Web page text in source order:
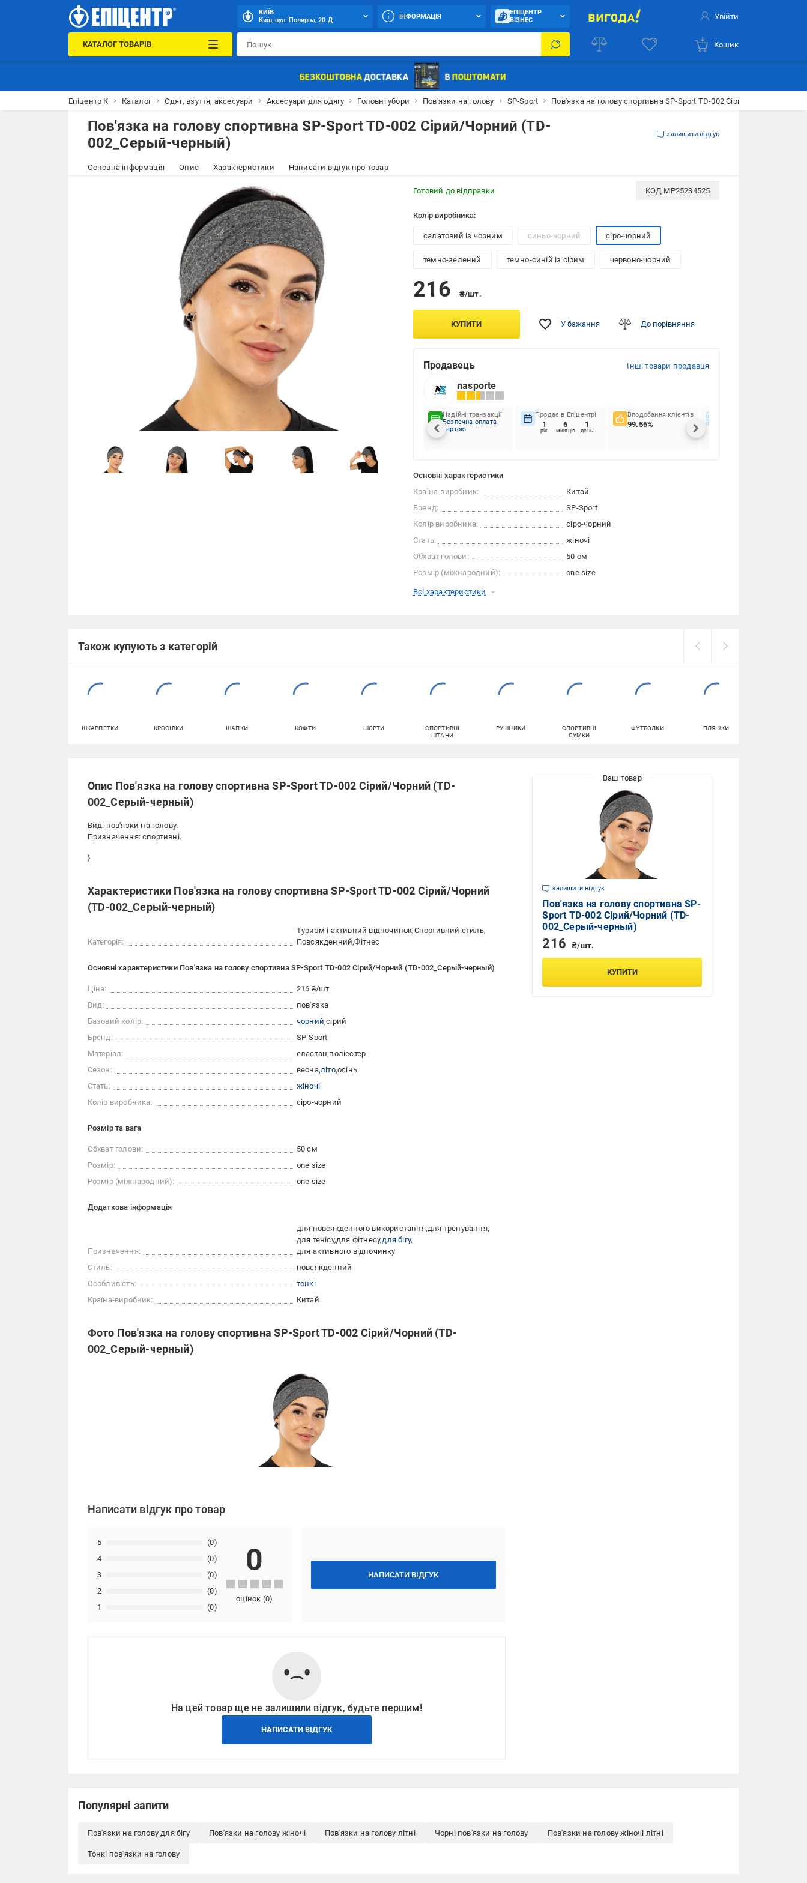
КИЇВ
Київ, вул. Полярна, 20-Д
ІНФОРМАЦІЯ
ЕПІЦЕНТР
БІЗНЕС
Увійти
КАТАЛОГ ТОВАРІВ Кошик
Епіцентр К Каталог Одяг, взуття, аксесуари Аксесуари для одягу Головні убори Пов'язки на голову SP-Sport Пов'язка на голову спортивна SP-Sport TD-002 Сірий/Чорний (TD-
Пов'язка на голову спортивна SP-Sport TD-002 Сірий/Чорний (TD-
002_Серый-черный)
залишити відгук
Основна інформація Опис Характеристики Написати відгук про товар
Готовий до відправки КОД MP25234525
Колір виробника:
салатовий із чорним синьо-чорний сіро-чорний
темно-зелений темно-синій із сірим червоно-чорний
216 ₴/шт.
КУПИТИ У бажання До порівняння
Продавець Інші товари продавця
nasporte
Надійні транзакції
Безпечна оплата
картою
Продає в Епіцентрі
1
рік
6
місяців
1
день
Вподобання клієнтів
99.56%
Основні характеристики
Країна-виробник:
Китай
Бренд:
SP-Sport
Колір виробника:
сіро-чорний
Стать:
жіночі
Обхват голови:
50 см
Розмір (міжнародний):
one size
Всі характеристики
Також купують з категорій
ШКАРПЕТКИ КРОСІВКИ ШАПКИ КОФТИ ШОРТИ
СПОРТИВНІ
ШТАНИ
РУШНИКИ
СПОРТИВНІ
СУМКИ
ФУТБОЛКИ ПЛЯШКИ
Опис Пов'язка на голову спортивна SP-Sport TD-002 Сірий/Чорний (TD-
002_Серый-черный)
Вид: пов'язки на голову.
Призначення: спортивні.
}
Характеристики Пов'язка на голову спортивна SP-Sport TD-002 Сірий/Чорний
(TD-002_Серый-черный)
Категорія:
Туризм і активний відпочинок Спортивний стиль
Повсякденний Фітнес
Основні характеристики Пов'язка на голову спортивна SP-Sport TD-002 Сірий/Чорний (TD-002_Серый-черный)
Ціна:
216 ₴/шт.
Вид:
пов'язка
Базовий колір:
чорний сірий
Бренд:
SP-Sport
Матеріал:
еластан поліестер
Сезон:
весна літо осінь
Стать:
жіночі
Колір виробника:
сіро-чорний
Розмір та вага
Обхват голови:
50 см
Розмір:
one size
Розмір (міжнародний):
one size
Додаткова інформація
Призначення:
для повсякденного використання для тренування
для тенісу для фітнесу для бігу
для активного відпочинку
Стиль:
повсякденний
Особливість:
тонкі
Країна-виробник:
Китай
Фото Пов'язка на голову спортивна SP-Sport TD-002 Сірий/Чорний (TD-
002_Серый-черный)
Написати відгук про товар
НАПИСАТИ ВІДГУК
1 (0)
2 (0)
3 (0)
4 (0)
5 (0)
0
оцінок (0)
На цей товар ще не залишили відгук, будьте першим!
НАПИСАТИ ВІДГУК
залишити відгук
Пов'язка на голову спортивна SP-
Sport TD-002 Сірий/Чорний (TD-
002_Серый-черный)
216 ₴/шт.
КУПИТИ
Популярні запити
Пов'язки на голову для бігу Пов'язки на голову жіночі Пов'язки на голову літні Чорні пов'язки на голову Пов'язки на голову жіночі літні
Тонкі пов'язки на голову